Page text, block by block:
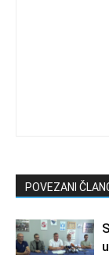
POVEZANI